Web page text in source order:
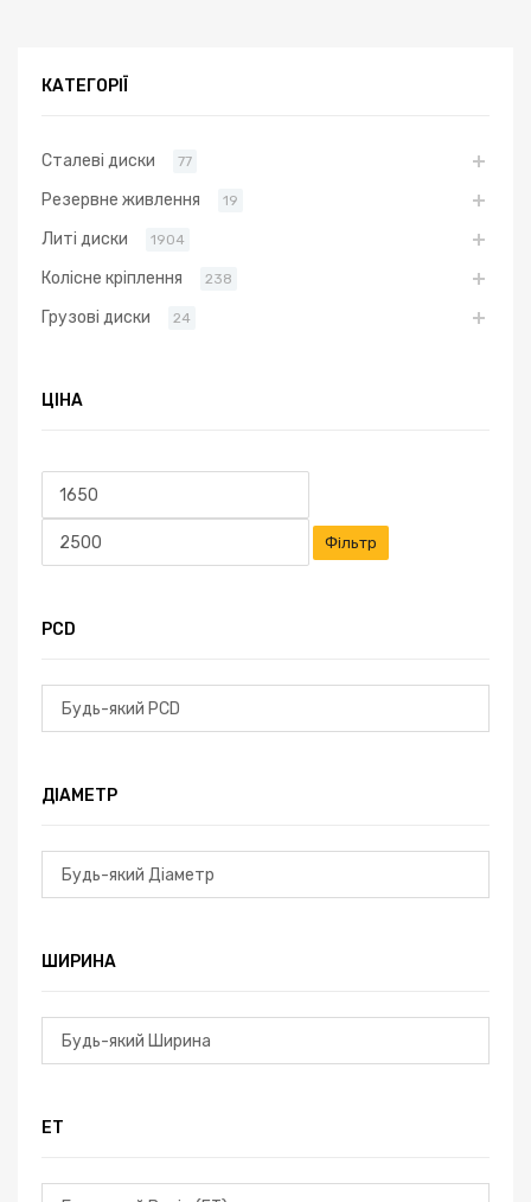
КАТЕГОРІЇ
Сталеві диски 77
Резервне живлення 19
Литі диски 1904
Колісне кріплення 238
Грузові диски 24
ЦІНА
Мінімальна
Фільтр
PCD
ДІАМЕТР
ШИРИНА
ЕТ